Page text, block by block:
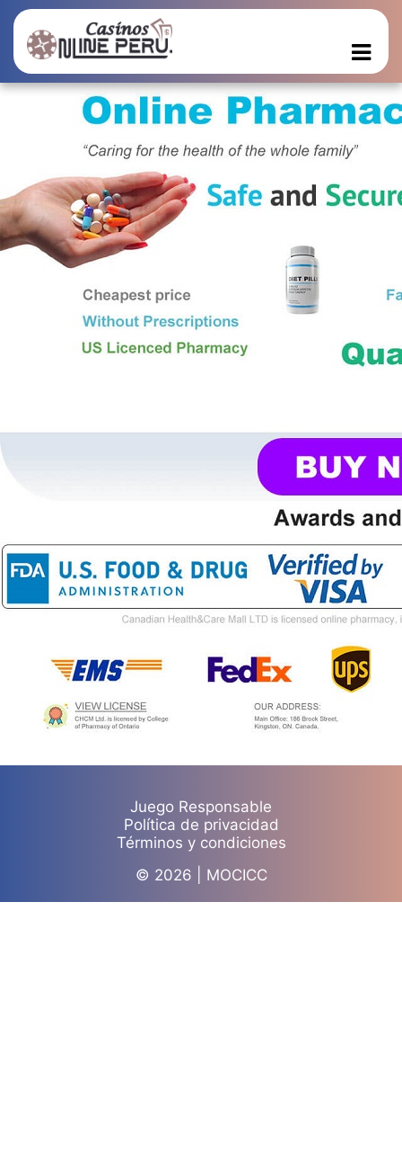
Juego Responsable
Política de privacidad
Términos y condiciones
© 2026 | MOCICC